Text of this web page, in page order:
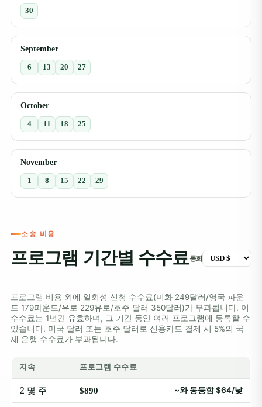
30
September
6 13 20 27
October
4 11 18 25
November
1 8 15 22 29
소송 비용
프로그램 기간별 수수료통화
프로그램 비용 외에 일회성 신청 수수료(미화 249달러/영국 파운
드 179파운드/유로 229유로/호주 달러 350달러)가 부과됩니다. 이
수수료는 1년간 유효하며, 그 기간 동안 여러 프로그램에 등록할 수
있습니다. 미국 달러 또는 호주 달러로 신용카드 결제 시 5%의 국
제 은행 수수료가 부과됩니다.
지속 프로그램 수수료
2 몇 주 $890 ~와 동등함 $64/낮